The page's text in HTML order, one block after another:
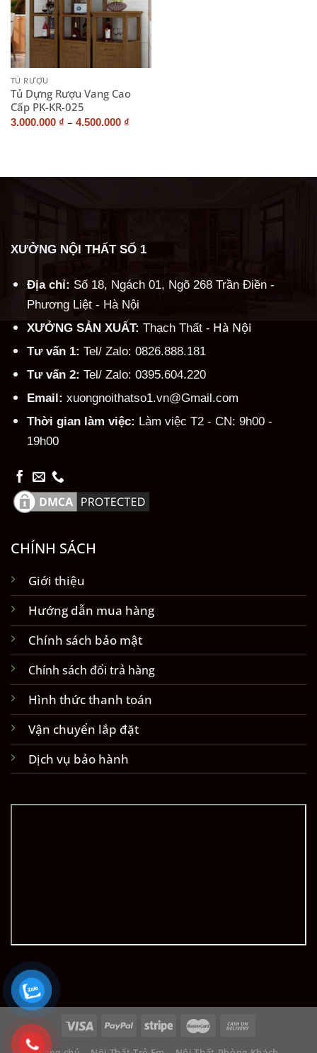
TỦ RƯỢU
Tủ Dựng Rượu Vang Cao
Cấp PK-KR-025
3.000.000 ₫ – 4.500.000 ₫
XƯỞNG NỘI THẤT SỐ 1
Địa chỉ: Số 18, Ngách 01, Ngõ 268 Trần Điền -
Phương Liệt - Hà Nội
XƯỞNG SẢN XUẤT: Thạch Thất - Hà Nội
Tư vấn 1: Tel/ Zalo: 0826.888.181
Tư vấn 2: Tel/ Zalo: 0395.604.220
Email: xuongnoithatso1.vn@Gmail.com
Thời gian làm việc: Làm việc T2 - CN: 9h00 -
19h00
CHÍNH SÁCH
Giới thiệu
Hướng dẫn mua hàng
Chính sách bảo mật
Chính sách đổi trả hàng
Hình thức thanh toán
Vận chuyển lắp đặt
Dịch vụ bảo hành